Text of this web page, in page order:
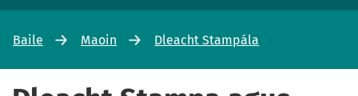
Baile Maoin Dleacht Stampála